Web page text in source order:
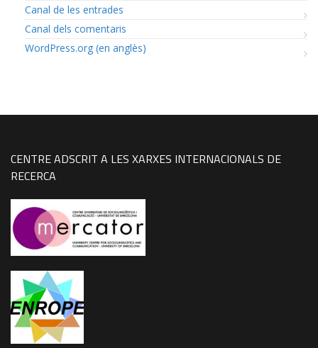
Canal de les entrades
Canal dels comentaris
WordPress.org (en anglès)
CENTRE ADSCRIT A LES XARXES INTERNACIONALS DE
RECERCA